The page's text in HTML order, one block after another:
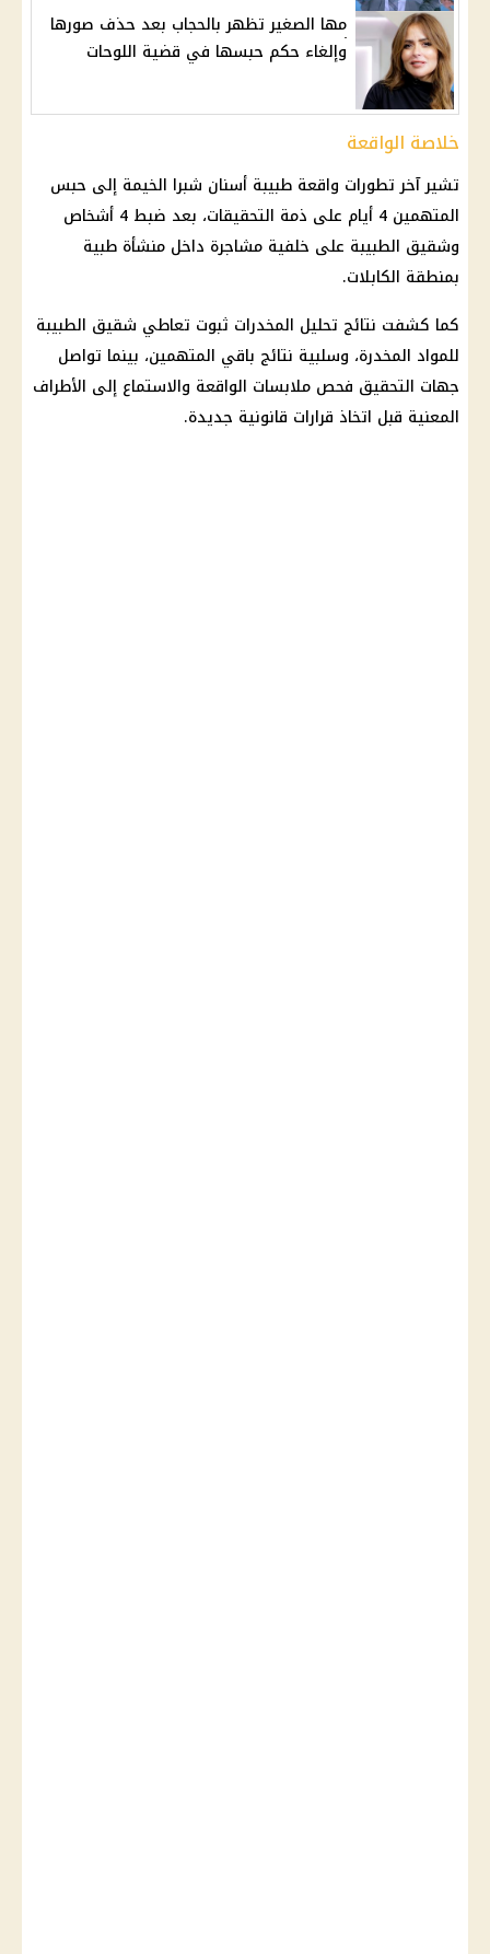
مها الصغير تظهر بالحجاب بعد حذف صورها
وإلغاء حكم حبسها في قضية اللوحات
خلاصة الواقعة
تشير آخر تطورات واقعة طبيبة أسنان شبرا الخيمة إلى حبس
المتهمين
4 أيام على ذمة التحقيقات، بعد ضبط 4 أشخاص
وشقيق الطبيبة على خلفية مشاجرة داخل منشأة طبية
بمنطقة الكابلات.
كما كشفت نتائج تحليل المخدرات ثبوت تعاطي شقيق الطبيبة
للمواد المخدرة، وسلبية نتائج باقي المتهمين، بينما تواصل
جهات التحقيق فحص ملابسات الواقعة والاستماع إلى الأطراف
المعنية قبل اتخاذ قرارات قانونية جديدة.